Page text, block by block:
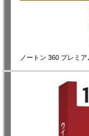
ノートン 360 プレミ